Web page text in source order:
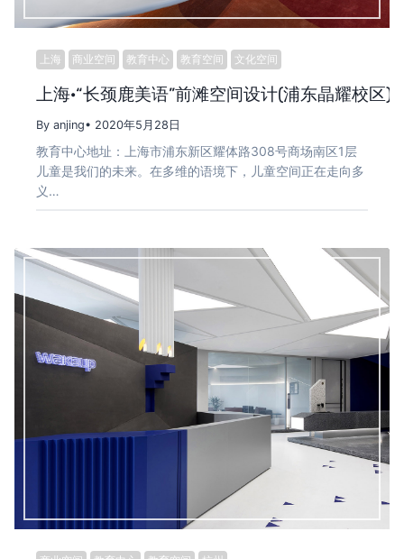
上海 商业空间 教育中心 教育空间 文化空间
上海·“长颈鹿美语”前滩空间设计(浦东晶耀校区)
By anjing• 2020年5月28日
教育中心地址：上海市浦东新区耀体路308号商场南区1层
儿童是我们的未来。在多维的语境下，儿童空间正在走向多
义…